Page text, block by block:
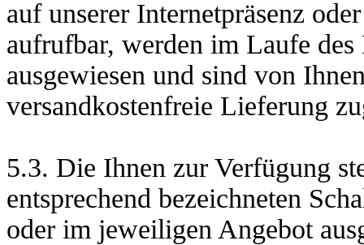
auf unserer Internetpräsenz
aufrufbar, werden im Laufe des
ausgewiesen und sind von
versandkostenfreie Lieferung
5.3. Die Ihnen zur Verfügung
entsprechend bezeichneten
oder im jeweiligen Angebot